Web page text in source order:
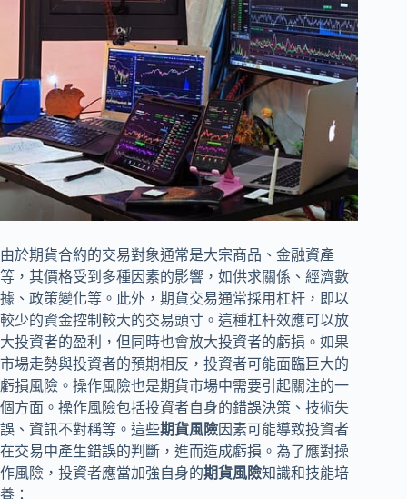
由於期貨合約的交易對象通常是大宗商品、金融資產
等，其價格受到多種因素的影響，如供求關係、經濟數
據、政策變化等。此外，期貨交易通常採用杠杆，即以
較少的資金控制較大的交易頭寸。這種杠杆效應可以放
大投資者的盈利，但同時也會放大投資者的虧損。如果
市場走勢與投資者的預期相反，投資者可能面臨巨大的
虧損風險。操作風險也是期貨市場中需要引起關注的一
個方面。操作風險包括投資者自身的錯誤決策、技術失
誤、資訊不對稱等。這些期貨風險因素可能導致投資者
在交易中產生錯誤的判斷，進而造成虧損。為了應對操
作風險，投資者應當加強自身的期貨風險知識和技能培
養：